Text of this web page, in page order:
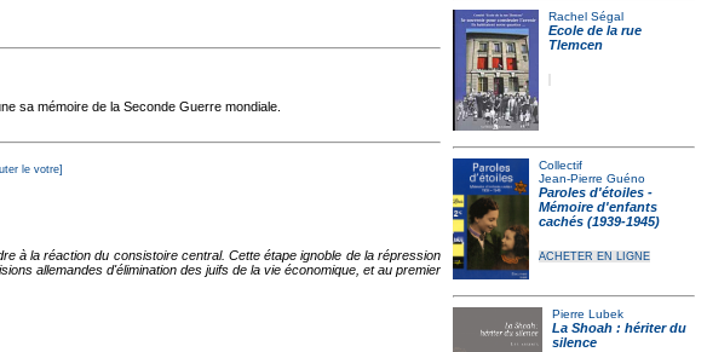
Rachel Ségal
Ecole de la rue
Tlemcen
Collectif
Jean-Pierre Guéno
Paroles d'étoiles -
Mémoire d'enfants
cachés (1939-1945)
ACHETER EN LIGNE
Pierre Lubek
La Shoah : hériter du
silence
sa mémoire de la Seconde Guerre mondiale.
le votre]
à la réaction du consistoire central. Cette étape ignoble de la répression
allemandes d'élimination des juifs de la vie économique, et au premier